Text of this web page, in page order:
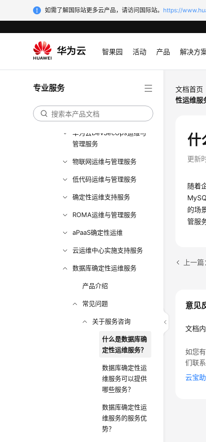
如需了解国际站更多云产品，请访问国际站。 https://
智果园 活动 产品 解决方
专业服务
WeLink运营支撑服务
行业AI辅助运营服务
华为云DevSecOps运维与
管理服务
物联网运维与管理服务
低代码运维与管理服务
确定性运维支持服务
ROMA运维与管理服务
aPaaS确定性运维
云运维中心实施支持服务
数据库确定性运维服务
产品介绍
常见问题
关于服务咨询
什么是数据库确
定性运维服务？
数据库确定性运
维服务可以提供
哪些服务？
数据库确定性运
维服务的服务优
势？
文档首页
性运维服
什
更新
随着
的场
管服
上一
意见
文档
如您
们联
云宝